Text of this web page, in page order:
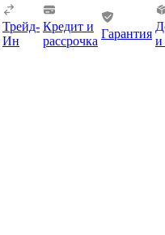
Трейд-
Ин
Кредит и
рассрочка
Гарантия
и